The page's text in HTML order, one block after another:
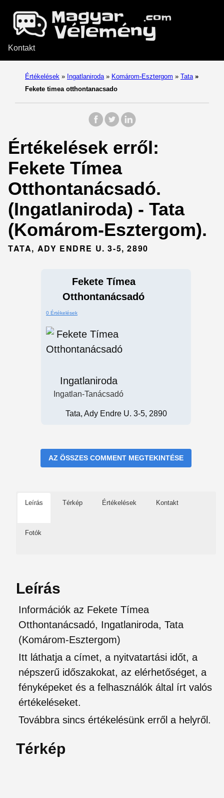
Kontakt
Értékelések » Ingatlaniroda » Komárom-Esztergom » Tata »
Fekete timea otthontanacsado
Értékelések erről:
Fekete Tímea
Otthontanácsadó.
(Ingatlaniroda) - Tata
(Komárom-Esztergom).
TATA, ADY ENDRE U. 3-5, 2890
Fekete Tímea
Otthontanácsadó
0 Értékelések
Ingatlaniroda
Ingatlan-Tanácsadó
Tata, Ady Endre U. 3-5, 2890
AZ ÖSSZES COMMENT MEGTEKINTÉSE
Leírás Térkép Értékelések Kontakt
Fotók
Leírás
Információk az Fekete Tímea
Otthontanácsadó, Ingatlaniroda, Tata
(Komárom-Esztergom)
Itt láthatja a címet, a nyitvatartási időt, a
népszerű időszakokat, az elérhetőséget, a
fényképeket és a felhasználók által írt valós
értékeléseket.
Továbbra sincs értékelésünk erről a helyről.
Térkép